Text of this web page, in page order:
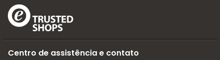
Centro de assistência e contato